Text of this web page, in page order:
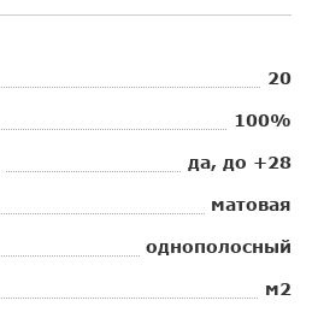
20
100%
да, до +28
матовая
однополосный
м2